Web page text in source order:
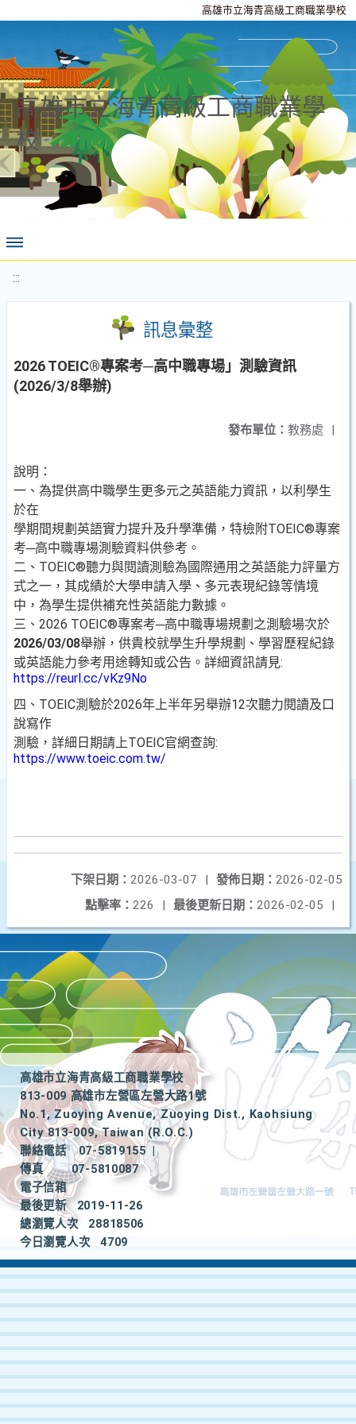
高雄市立海青高級工商職業學校
高雄市立海青高級工商職業學
校
:::
訊息彙整
2026 TOEIC®專案考─高中職專場」測驗資訊
(2026/3/8舉辦)
發布單位： 教務處 |
說明：
一、為提供高中職學生更多元之英語能力資訊，以利學生
於在
學期間規劃英語實力提升及升學準備，特檢附TOEIC®專案
考─高中職專場測驗資料供參考。
二、TOEIC®聽力與閱讀測驗為國際通用之英語能力評量方
式之一，其成績於大學申請入學、多元表現紀錄等情境
中，為學生提供補充性英語能力數據。
三、2026 TOEIC®專案考─高中職專場規劃之測驗場次於
2026/03/08舉辦，供貴校就學生升學規劃、學習歷程紀錄
或英語能力參考用途轉知或公告。詳細資訊請見:
https://reurl.cc/vKz9No
四、TOEIC測驗於2026年上半年另舉辦12次聽力閱讀及口
說寫作
測驗，詳細日期請上TOEIC官網查詢:
https://www.toeic.com.tw/
發佈日期： 2026-02-05
下架日期： 2026-03-07
|
最後更新日期： 2026-02-05 |
點擊率： 226 |
高雄市立海青高級工商職業學校
813-009 高雄市左營區左營大路1號
No.1, Zuoying Avenue, Zuoying Dist., Kaohsiung
City 813-009, Taiwan (R.O.C.)
聯絡電話
07-5819155
|
傳真
07-5810087
電子信箱
最後更新
2019-11-26
總瀏覽人次
28818506
今日瀏覽人次
4709